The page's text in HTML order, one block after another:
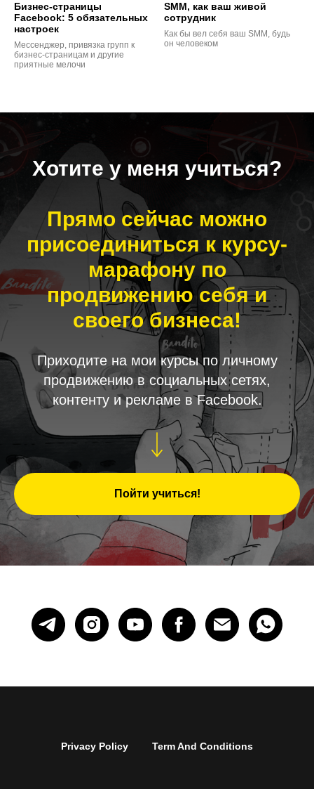
Бизнес-страницы
Facebook: 5 обязательных
настроек
Мессенджер, привязка групп к
бизнес-страницам и другие
приятные мелочи
SMM, как ваш живой
сотрудник
Как бы вел себя ваш SMM, будь
он человеком
Хотите у меня учиться?
Прямо сейчас можно
присоединиться к курсу-
марафону по
продвижению себя и
своего бизнеса!
Приходите на мои курсы по личному
продвижению в социальных сетях,
контенту и рекламе в Facebook.
Пойти учиться!
Privacy Policy Term And Conditions